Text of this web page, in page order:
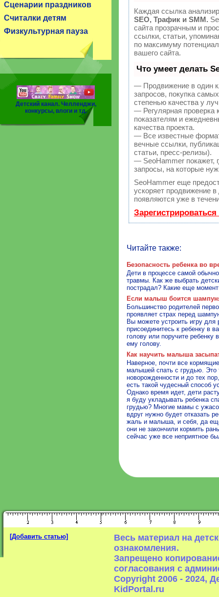
Сценарии праздников
Считалки детям
Физкультурная пауза
Детский канал. Челленджи,
конкурсы, влоги и тд.
Каждая ссылка
SEO, Трафик и SMM.
сайта прозрачным и
ссылки, статьи,
по максимуму
вашего сайта.
Что умеет делать
— Продвижение в один
запросов, покупка
степенью качества у
— Регулярная проверка
показателям и
качества проекта.
— Все известные
вечные ссылки,
статьи, пресс-релизы).
— SeoHammer покажет,
запросы, на которые
SeoHammer еще
ускоряет продвижение
появляются уже в
Читайте также:
Безопасность ребенка во
Дети в процессе самой
травмы. Как же выбрать
пострадал? Какие еще
Если малыш боится
Большинство родителей
проявляет страх перед
Вы можете устроить игру
присоединитесь к ребенку в
голову или поручите
ему голову.
Как научить малыша
Наверное, почти все
малышей спать с грудью. Это
новорожденности и до тех
есть такой чудесный способ
Однако время идет, дети
я буду укладывать ребенка
грудью? Многие мамы с
вдруг нужно будет отказать
жаль и малыша, и себя, да
они не закончили кормить
сейчас уже все неприятное
[Добавить статью]
Весь материал на
ознакомления.
Запрещено
согласования с
Copyright 2006 - 2024,
KidPortal.ru